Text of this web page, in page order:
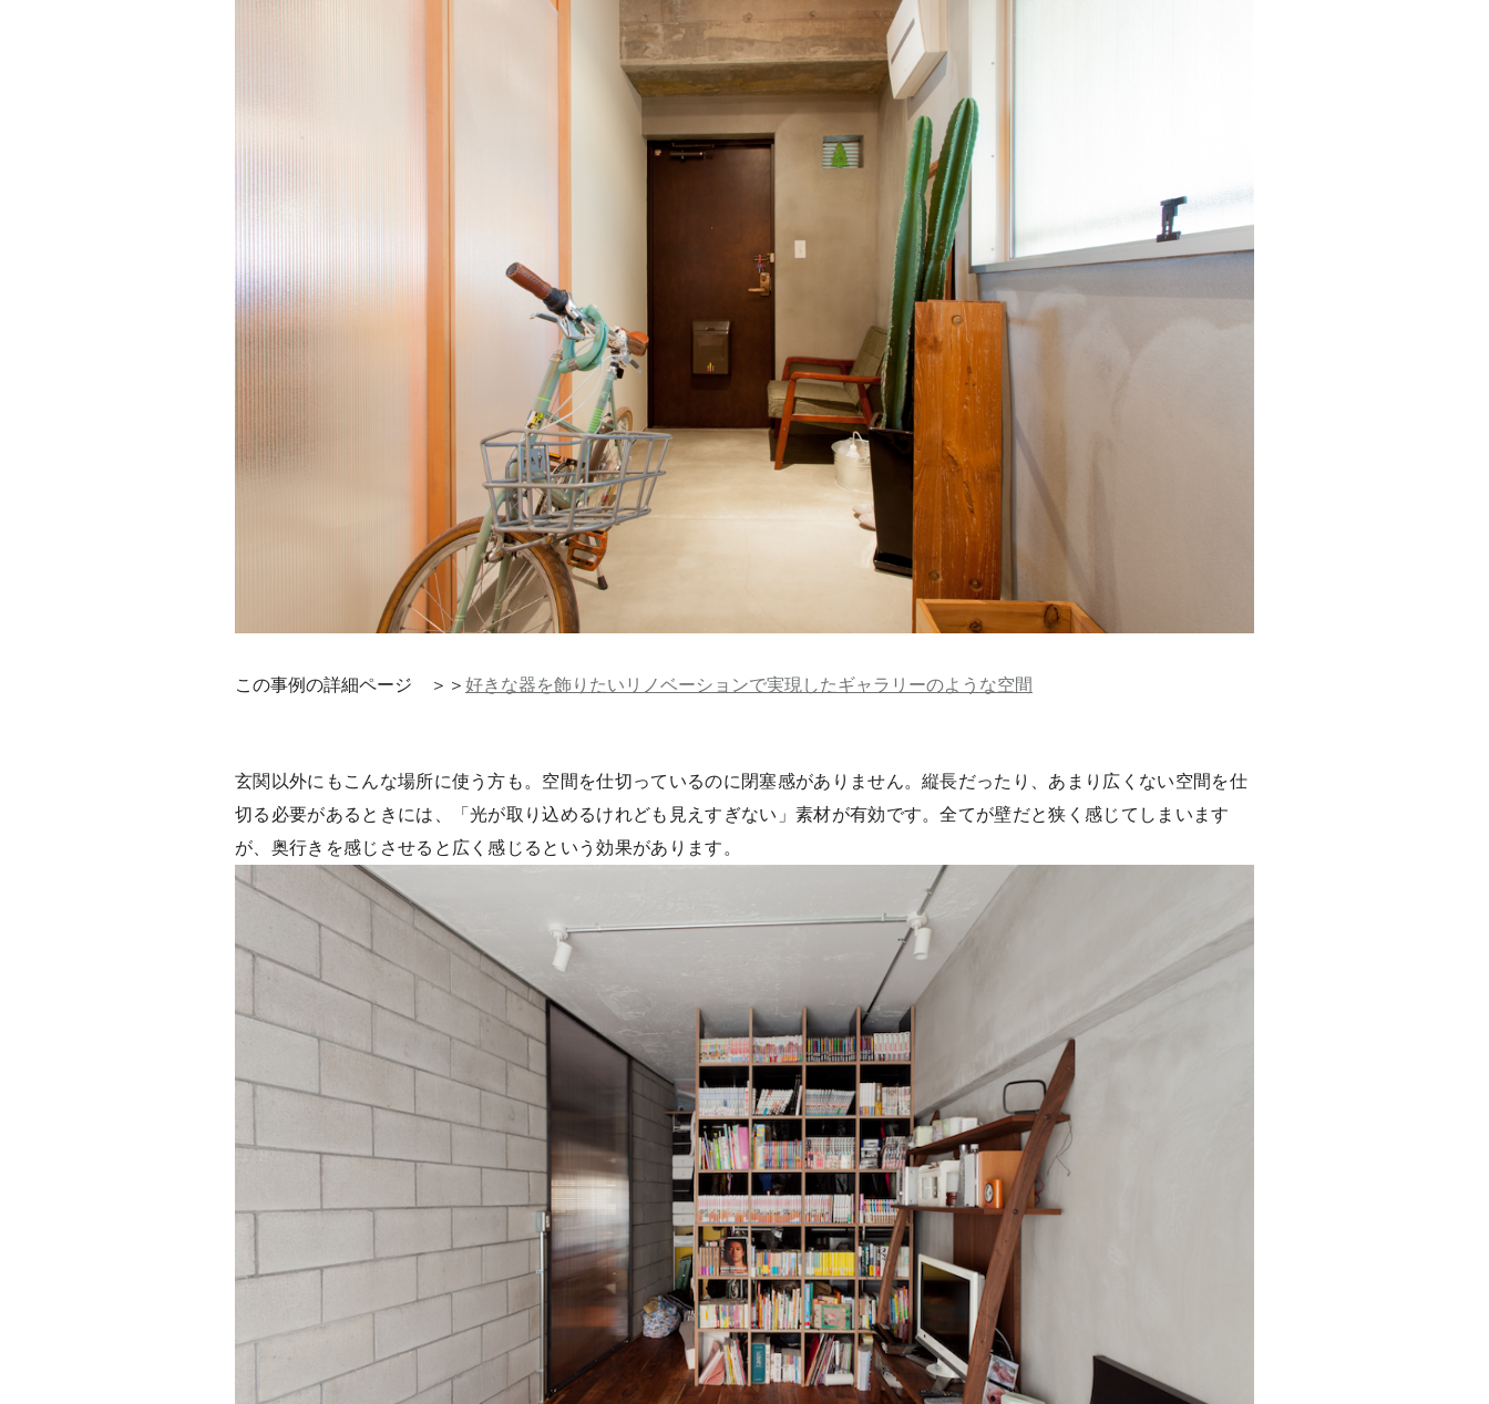
この事例の詳細ページ ＞＞ 好きな器を飾りたいリノベーションで実現したギャラリーのような空間
玄関以外にもこんな場所に使う方も。空間を仕切っているのに閉塞感がありません。縦長だったり、あまり広くない空間を仕
切る必要があるときには、「光が取り込めるけれども見えすぎない」素材が有効です。全てが壁だと狭く感じてしまいます
が、奥行きを感じさせると広く感じるという効果があります。